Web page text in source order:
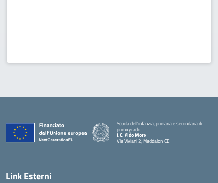
Scuola dell’infanzia, primaria e secondaria di
primo grado
I.C. Aldo Moro
Via Viviani 2, Maddaloni CE
Link Esterni